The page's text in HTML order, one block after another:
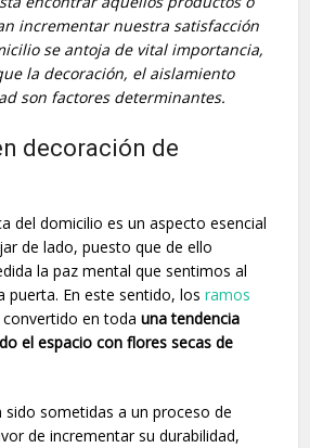
incrementar nuestra satisfacción
se antoja de vital importancia,
la decoración, el aislamiento
son factores determinantes.
decoración de
del domicilio es un aspecto esencial
de lado, puesto que de ello
la paz mental que sentimos al
puerta. En este sentido, losramos
convertido en todauna tendencia
el espacio con flores secas de
sido sometidas a un proceso de
de incrementar su durabilidad,